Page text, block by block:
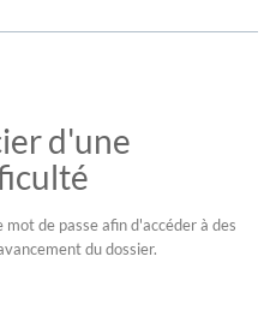
d'une
de passe afin d'accéder à des
du dossier.